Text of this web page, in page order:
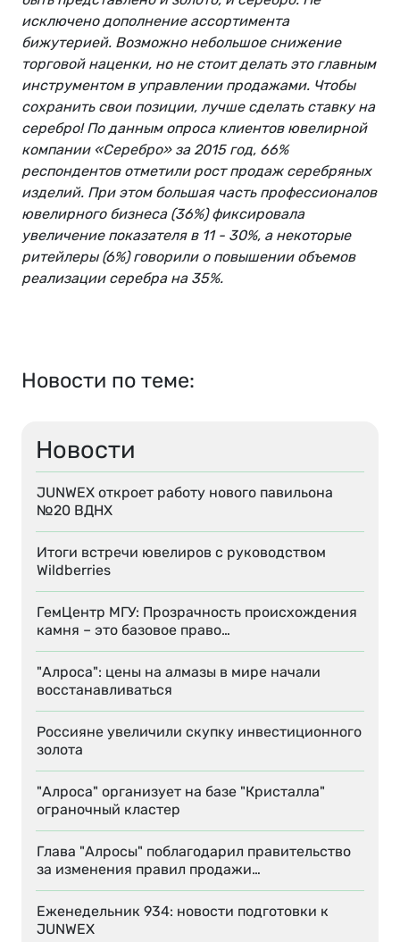
Новости
JUNWEX откроет работу нового павильона
№20 ВДНХ
Итоги встречи ювелиров с руководством
Wildberries
ГемЦентр МГУ: Прозрачность происхождения
камня – это базовое право…
"Алроса": цены на алмазы в мире начали
восстанавливаться
Россияне увеличили скупку инвестиционного
золота
"Алроса" организует на базе "Кристалла"
ограночный кластер
Глава "Алросы" поблагодарил правительство
за изменения правил продажи…
Еженедельник 934: новости подготовки к
JUNWEX
исключено дополнение ассортимента
бижутерией. Возможно небольшое снижение
торговой наценки, но не стоит делать это главным
инструментом в управлении продажами. Чтобы
сохранить свои позиции, лучше сделать ставку на
серебро! По данным опроса клиентов ювелирной
компании «Серебро» за 2015 год, 66%
респондентов отметили рост продаж серебряных
изделий. При этом большая часть профессионалов
ювелирного бизнеса (36%) фиксировала
увеличение показателя в 11 - 30%, а некоторые
ритейлеры (6%) говорили о повышении объемов
реализации серебра на 35%.
Новости по теме: